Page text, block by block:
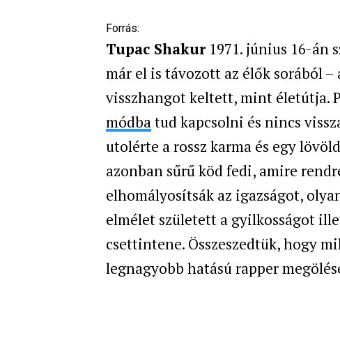
Forrás:
Tupac Shakur1971. június 16-án
már el is távozott az élők sorából
visszhangot keltett, mint életútja.
módbatud kapcsolni és nincs
utolérte a rossz karma és egy
azonban sűrű köd fedi, amire
elhomályosítsák az igazságot,
elmélet született a gyilkosságot
csettintene. Összeszedtük, hogy
legnagyobb hatású rapper